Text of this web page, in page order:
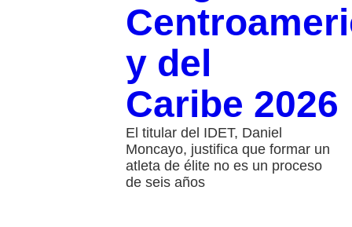
y del
Caribe 2026
El titular del IDET, Daniel
Moncayo, justifica que formar un
atleta de élite no es un proceso
de seis años